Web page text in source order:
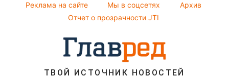
Пылевая буря
Реклама на сайте
Мы в соцсетях
Архив
Отчет о прозрачности JTI
ТВОЙ ИСТОЧНИК НОВОСТЕЙ